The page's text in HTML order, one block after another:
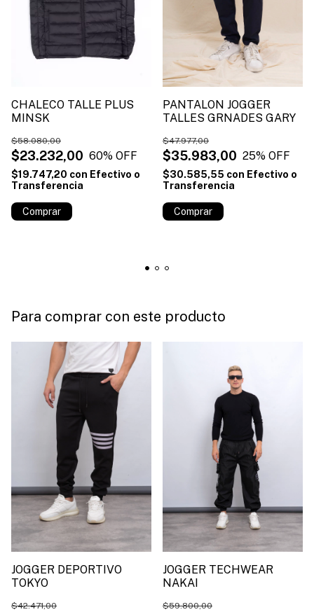
CHALECO TALLE PLUS
MINSK
$23.232,00
$58.080,00
60% OFF
$19.747,20 con Efectivo o
Transferencia
Comprar
PANTALON JOGGER
TALLES GRNADES GARY
$35.983,00
$47.977,00
25% OFF
$30.585,55 con Efectivo o
Transferencia
Comprar
Para comprar con este producto
JOGGER DEPORTIVO
TOKYO
$42.471,00
JOGGER TECHWEAR
NAKAI
$59.800,00